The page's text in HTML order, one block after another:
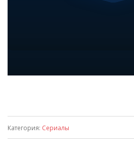
Категория: Сериалы